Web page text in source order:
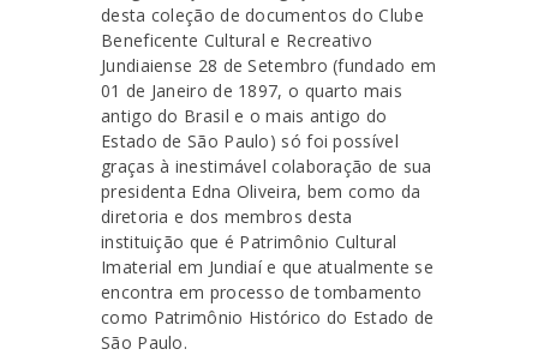
desta coleção de documentos do Clube
Beneficente Cultural e Recreativo
Jundiaiense 28 de Setembro (fundado em
01 de Janeiro de 1897, o quarto mais
antigo do Brasil e o mais antigo do
Estado de São Paulo) só foi possível
graças à inestimável colaboração de sua
presidenta Edna Oliveira, bem como da
diretoria e dos membros desta
instituição que é Patrimônio Cultural
Imaterial em Jundiaí e que atualmente se
encontra em processo de tombamento
como Patrimônio Histórico do Estado de
São Paulo.